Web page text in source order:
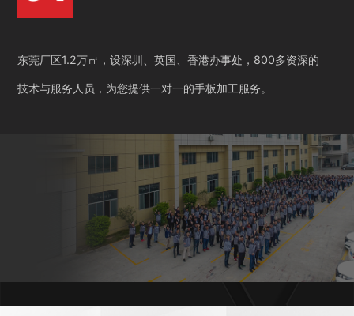
东莞厂区1.2万㎡，设深圳、英国、香港办事处，800多资深的
技术与服务人员，为您提供一对一的手板加工服务。